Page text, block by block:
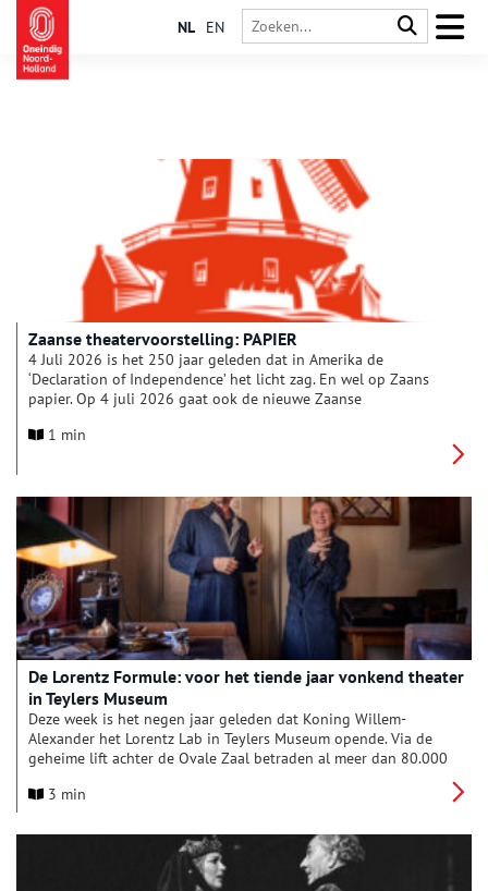
NL EN
Zaanse theatervoorstelling: PAPIER
4 Juli 2026 is het 250 jaar geleden dat in Amerika de
‘Declaration of Independence’ het licht zag. En wel op Zaans
papier. Op 4 juli 2026 gaat ook de nieuwe Zaanse
Stichting Papiergeschiedenis Zaanstreek. De tekst is
1 min
De Lorentz Formule: voor het tiende jaar vonkend theater
in Teylers Museum
Deze week is het negen jaar geleden dat Koning Willem-
Alexander het Lorentz Lab in Teylers Museum opende. Via de
geheime lift achter de Ovale Zaal betraden al meer dan 80.000
Antoon Lorentz (1853-1928). Daar komen Teylers Museum,
locatietheatervoorstelling De Lorentz Formule, die deze week
het tiende jaar ingaat. Regisseur Rieks Swarte: ‘We hebben
inmiddels meer voorstellingen gespeeld dan Soldaat van
3 min